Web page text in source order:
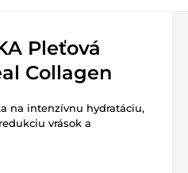
Pleťová
Collagen
na intenzívnu hydratáciu,
vrások a